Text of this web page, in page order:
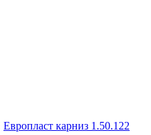
Европласт карниз 1.50.122